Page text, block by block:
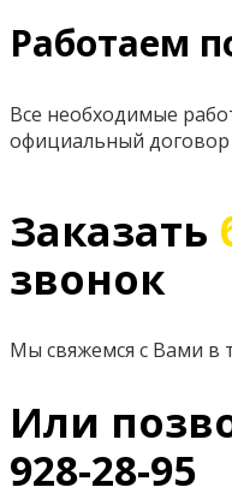
Работаем
Все необходимые
официальный
Заказать
звонок
Мы свяжемся с Вами в
Или
928-28-95